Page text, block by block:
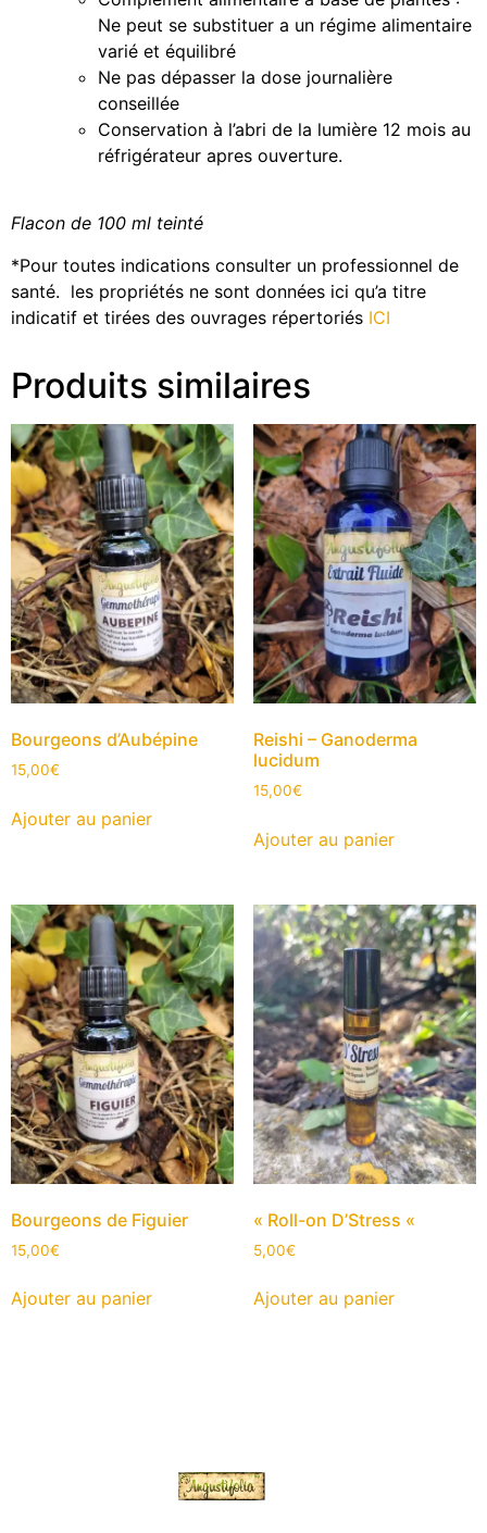
Ne peut se substituer a un régime alimentaire
varié et équilibré
Ne pas dépasser la dose journalière
conseillée
Conservation à l’abri de la lumière 12 mois au
réfrigérateur apres ouverture.
Flacon de 100 ml teinté
*Pour toutes indications consulter un professionnel de
santé. les propriétés ne sont données ici qu’a titre
indicatif et tirées des ouvrages répertoriés ICI
Produits similaires
Bourgeons d’Aubépine
15,00€
Ajouter au panier
Reishi – Ganoderma
lucidum
15,00€
Ajouter au panier
Bourgeons de Figuier
15,00€
Ajouter au panier
« Roll-on D’Stress «
5,00€
Ajouter au panier